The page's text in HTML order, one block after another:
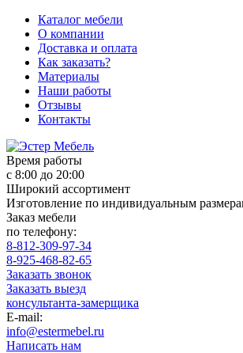
Каталог мебели
О компании
Доставка и оплата
Как заказать?
Материалы
Наши работы
Отзывы
Контакты
Время работы
с 8:00 до 20:00
Широкий ассортимент
Изготовление по индивидуальным
Заказ мебели
по телефону:
8-812-309-97-34
8-925-468-82-65
Заказать звонок
Заказать выезд
консультанта-замерщика
E-mail:
info@estermebel.ru
Написать нам